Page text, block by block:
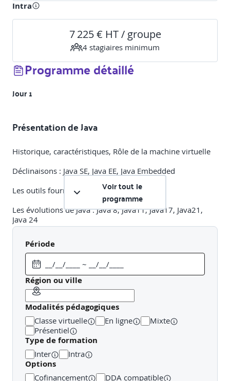
Intra
7 225 € HT / groupe
4 stagiaires minimum
Programme détaillé
Jour 1
Présentation de Java
Historique, caractéristiques, Rôle de la machine virtuelle
Déclinaisons : Java SE, Java EE, Java Embedded
Les outils fournis par le JDK
Les évolutions de Java : Java 8, Java11, Java17, Java21,
Java 24
Importance des LTS (Long Term Support)
Licence Oracle et alternative avec OpenJDK
Travaux pratiques
Objectif: Savoir installer le JDK, être capable de compiler et
d’exécuter une application Java
Descriptif : Installation du JDK. Récupération de
HelloWorld.java. Commandes de compilation
Outils de développement
Voir tout le
programme
Période
Région ou ville
Modalités pédagogiques
Classe virtuelle En ligne
Mixte
Présentiel
Type de formation
Inter Intra
Options
Cofinancement DDA compatible